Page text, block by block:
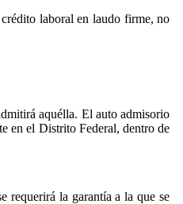
laboral en laudo firme, no
aquélla. El auto admisorio
en el Distrito Federal, dentro de
requerirá la garantía a la que se